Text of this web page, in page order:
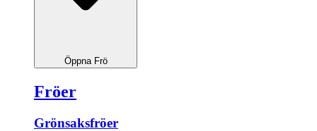
Öppna Frö
Fröer
Grönsaksfröer